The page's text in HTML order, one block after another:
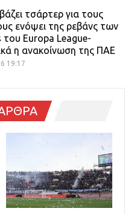
τσάρτερ για τους
ενόψει της ρεβάνς των
Europa League-
η ανακοίνωση της ΠΑΕ
19:17